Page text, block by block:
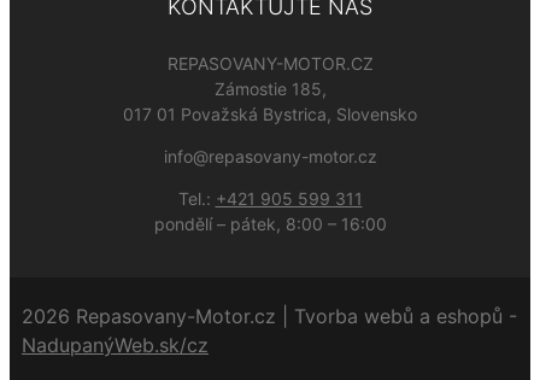
KONTAKTUJTE NÁS
REPASOVANY-MOTOR.CZ
Zámostie 185,
017 01 Považská Bystrica, Slovensko
info@repasovany-motor.cz
Tel.: +421 905 599 311
pondělí – pátek, 8:00 – 16:00
2026 Repasovany-Motor.cz | Tvorba webů a eshopů -
NadupanýWeb.sk/cz